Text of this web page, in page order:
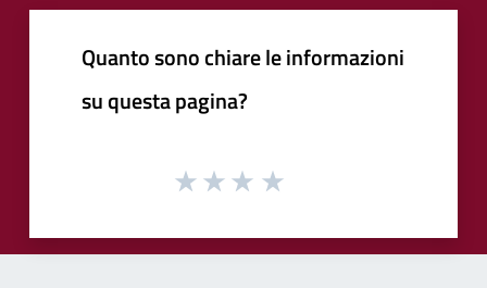
Quanto sono chiare le informazioni
su questa pagina?